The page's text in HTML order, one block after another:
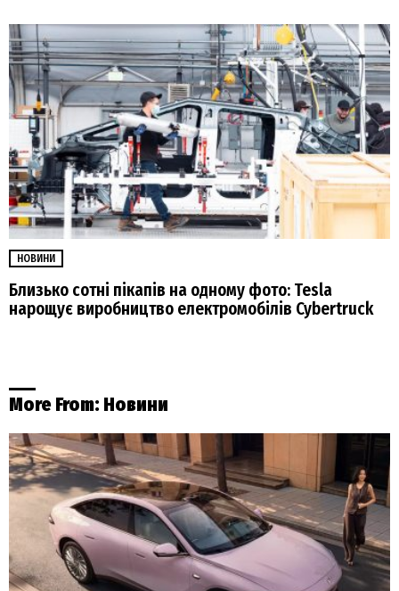
НОВИНИ
Близько сотні пікапів на одному фото: Tesla
нарощує виробництво електромобілів Cybertruck
More From: Новини